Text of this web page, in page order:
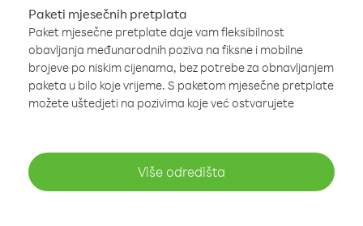
Paketi mjesečnih pretplata
Paket mjesečne pretplate daje vam fleksibilnost
obavljanja međunarodnih poziva na fiksne i mobilne
brojeve po niskim cijenama, bez potrebe za obnavljanjem
paketa u bilo koje vrijeme. S paketom mjesečne pretplate
možete uštedjeti na pozivima koje već ostvarujete
Više odredišta